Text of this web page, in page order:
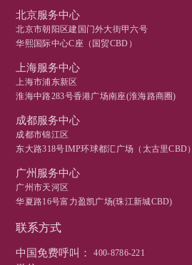
北京服务中心
北京市朝阳区建国门外大街甲六号
华熙国际中心C座（国贸CBD）
上海服务中心
上海市浦东新区
淮海中路283号香港广场南座(淮海路商圈)
成都服务中心
成都市锦江区
东大路318号IMP环球都汇广场（太古里CBD）
广州服务中心
广州市天河区
华夏路16号富力盈凯广场(珠江新城CBD)
联系方式
中国免费呼叫： 400-8786-221